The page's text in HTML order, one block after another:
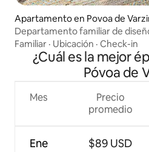
Apartamento en Povoa de
Departamento familiar de
Familiar · Ubicación · Check-in
¿Cuál es la mejor
Póvoa de
Mes
Ene
Precio
promedio
$89 USD